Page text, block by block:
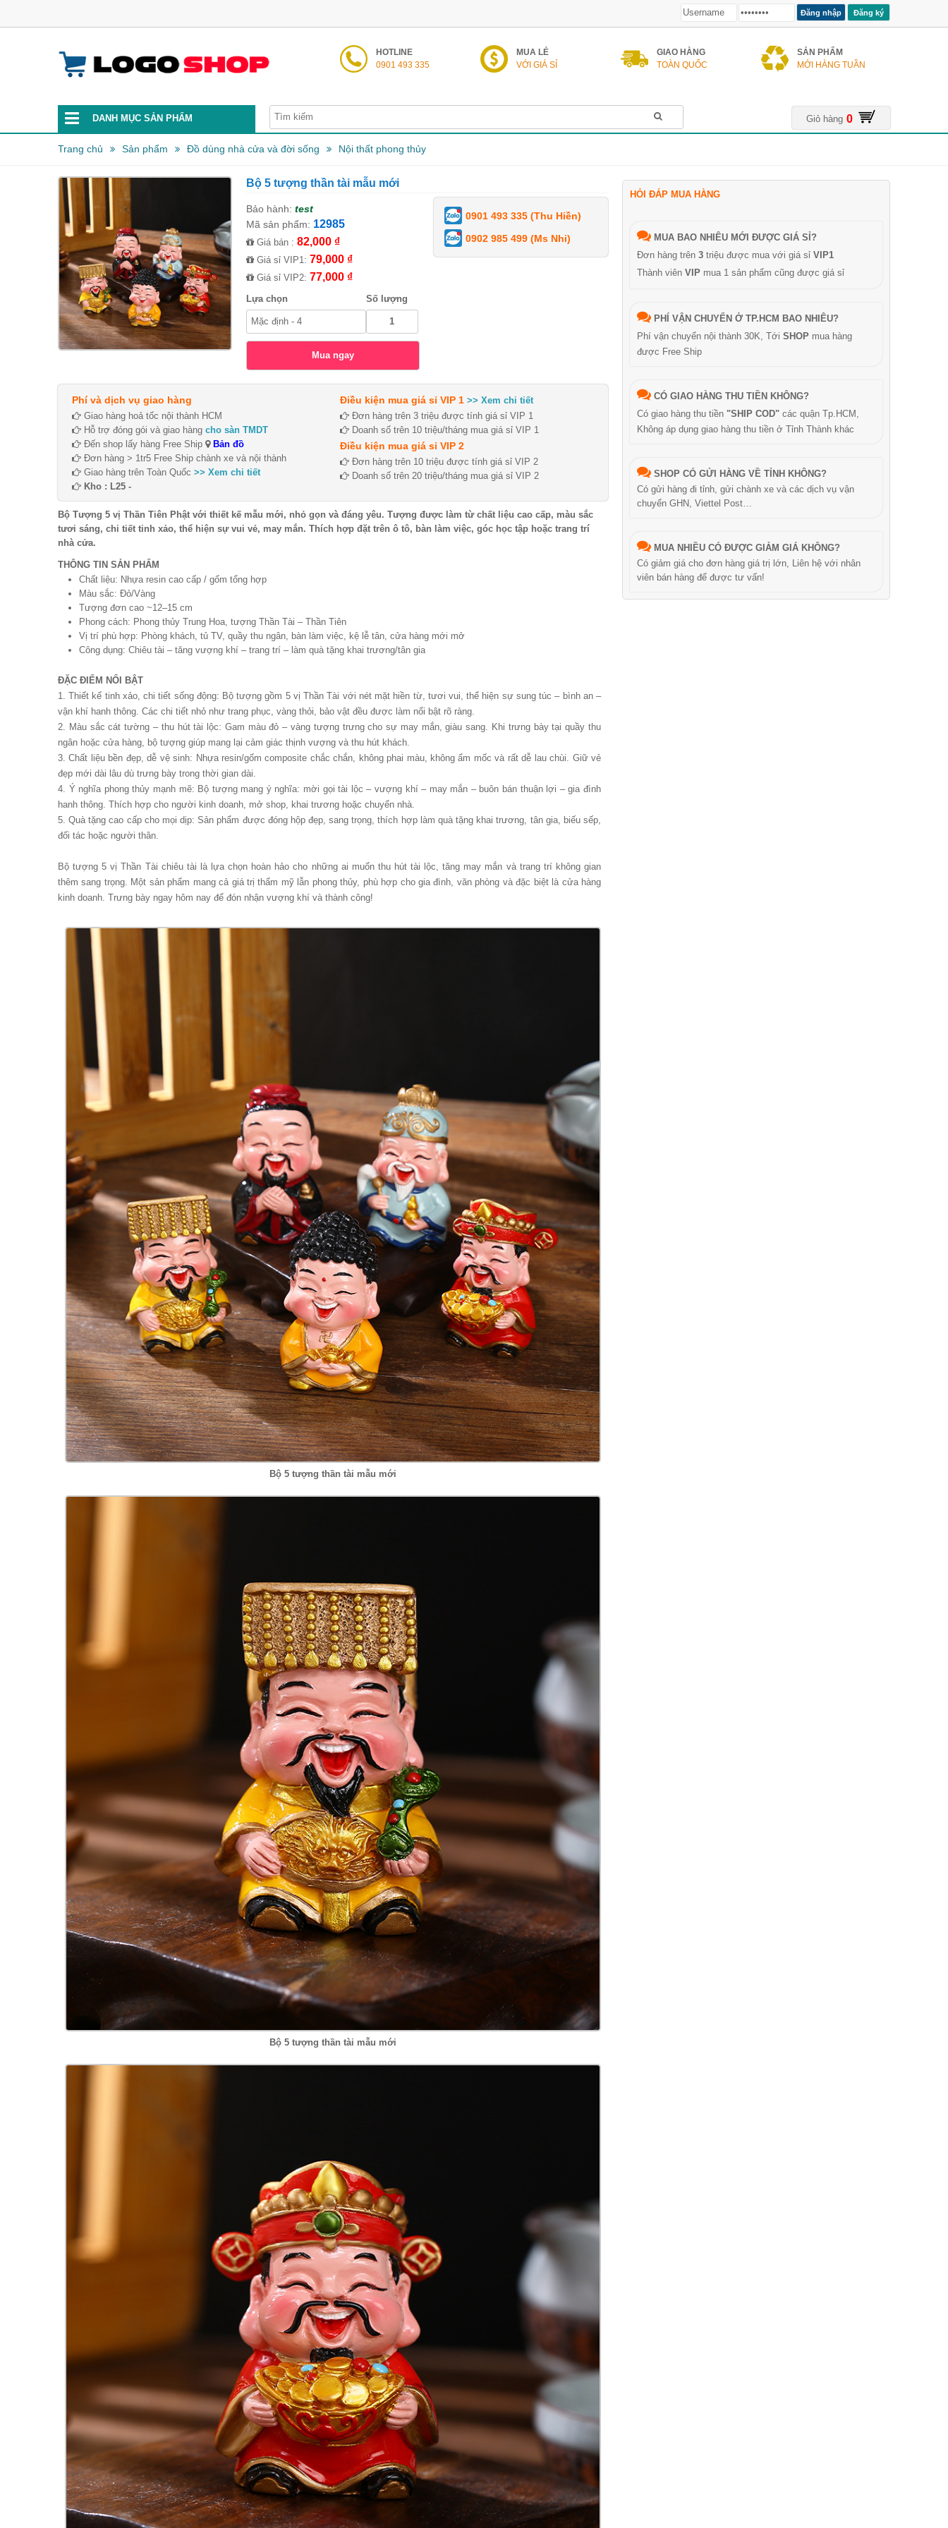
Đăng ký
HOTLINE
0901 493 335
MUA LẺ
VỚI GIÁ SỈ
GIAO HÀNG
TOÀN QUỐC
SẢN PHẨM
MỚI HÀNG TUẦN
Giỏ hàng 0
DANH MỤC SẢN PHẨM
Trang chủ Sản phẩm Đồ dùng nhà cửa và đời sống Nội thất phong thủy
Bộ 5 tượng thần tài mẫu mới
Bảo hành: test
Mã sản phẩm: 12985
Giá bán : 82,000 ₫
Giá sỉ VIP1: 79,000 ₫
Giá sỉ VIP2: 77,000 ₫
Lựa chọn Số lượng
0901 493 335 (Thu Hiền)
0902 985 499 (Ms Nhi)
Phí và dịch vụ giao hàng
Giao hàng hoả tốc nội thành HCM
Hỗ trợ đóng gói và giao hàng cho sàn TMDT
Đến shop lấy hàng Free Ship
Bản đồ
Đơn hàng > 1tr5 Free Ship chành xe và nội thành
Giao hàng trên Toàn Quốc >> Xem chi tiết
Kho : L25 -
Điều kiện mua giá sỉ VIP 1 >> Xem chi tiết
Đơn hàng trên 3 triệu được tính giá sỉ VIP 1
Doanh số trên 10 triệu/tháng mua giá sỉ VIP 1
Điều kiện mua giá sỉ VIP 2
Đơn hàng trên 10 triệu được tính giá sỉ VIP 2
Doanh số trên 20 triệu/tháng mua giá sỉ VIP 2
Bộ Tượng 5 vị Thần Tiên Phật với thiết kế mẫu mới, nhỏ gọn và đáng yêu. Tượng được làm từ chất liệu cao cấp, màu sắc
tươi sáng, chi tiết tinh xảo, thể hiện sự vui vẻ, may mắn. Thích hợp đặt trên ô tô, bàn làm việc, góc học tập hoặc trang trí
nhà cửa.
THÔNG TIN SẢN PHẨM
Chất liệu: Nhựa resin cao cấp / gốm tổng hợp
Màu sắc: Đỏ/Vàng
Tượng đơn cao ~12–15 cm
Phong cách: Phong thủy Trung Hoa, tượng Thần Tài – Thần Tiên
Vị trí phù hợp: Phòng khách, tủ TV, quầy thu ngân, bàn làm việc, kệ lễ tân, cửa hàng mới mở
Công dụng: Chiêu tài – tăng vượng khí – trang trí – làm quà tặng khai trương/tân gia
ĐẶC ĐIỂM NỔI BẬT
1. Thiết kế tinh xảo, chi tiết sống động: Bộ tượng gồm 5 vị Thần Tài với nét mặt hiền từ, tươi vui, thể hiện sự sung túc – bình an –
vận khí hanh thông. Các chi tiết nhỏ như trang phục, vàng thỏi, bảo vật đều được làm nổi bật rõ ràng.
2. Màu sắc cát tường – thu hút tài lộc: Gam màu đỏ – vàng tượng trưng cho sự may mắn, giàu sang. Khi trưng bày tại quầy thu
ngân hoặc cửa hàng, bộ tượng giúp mang lại cảm giác thịnh vượng và thu hút khách.
3. Chất liệu bền đẹp, dễ vệ sinh: Nhựa resin/gốm composite chắc chắn, không phai màu, không ẩm mốc và rất dễ lau chùi. Giữ vẻ
đẹp mới dài lâu dù trưng bày trong thời gian dài.
4. Ý nghĩa phong thủy mạnh mẽ: Bộ tượng mang ý nghĩa: mời gọi tài lộc – vượng khí – may mắn – buôn bán thuận lợi – gia đình
hanh thông. Thích hợp cho người kinh doanh, mở shop, khai trương hoặc chuyển nhà.
5. Quà tặng cao cấp cho mọi dịp: Sản phẩm được đóng hộp đẹp, sang trọng, thích hợp làm quà tặng khai trương, tân gia, biếu sếp,
đối tác hoặc người thân.
Bộ tượng 5 vị Thần Tài chiêu tài là lựa chọn hoàn hảo cho những ai muốn thu hút tài lộc, tăng may mắn và trang trí không gian
thêm sang trọng. Một sản phẩm mang cả giá trị thẩm mỹ lẫn phong thủy, phù hợp cho gia đình, văn phòng và đặc biệt là cửa hàng
kinh doanh. Trưng bày ngay hôm nay để đón nhận vượng khí và thành công!
Bộ 5 tượng thần tài mẫu mới
Bộ 5 tượng thần tài mẫu mới
HỎI ĐÁP MUA HÀNG
MUA BAO NHIÊU MỚI ĐƯỢC GIÁ SỈ?
Đơn hàng trên 3 triệu được mua với giá sỉ VIP1
Thành viên VIP mua 1 sản phẩm cũng được giá sỉ
PHÍ VẬN CHUYỂN Ở TP.HCM BAO NHIÊU?
Phí vận chuyển nội thành 30K, Tới SHOP mua hàng
được Free Ship
CÓ GIAO HÀNG THU TIỀN KHÔNG?
Có giao hàng thu tiền "SHIP COD" các quận Tp.HCM,
Không áp dụng giao hàng thu tiền ở Tỉnh Thành khác
SHOP CÓ GỬI HÀNG VỀ TỈNH KHÔNG?
Có gửi hàng đi tỉnh, gửi chành xe và các dịch vụ vận
chuyển GHN, Viettel Post…
MUA NHIỀU CÓ ĐƯỢC GIẢM GIÁ KHÔNG?
Có giảm giá cho đơn hàng giá trị lớn, Liên hệ với nhân
viên bán hàng để được tư vấn!